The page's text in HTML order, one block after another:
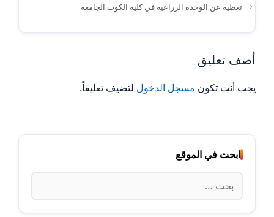
تغطية عن الوحدة الزراعية في كلية الكوت الجامعة
أضف تعليق
يجب أنت تكون مسجل الدخول لتضيف تعليقاً.
ابحث في الموقع
البحث
عن: